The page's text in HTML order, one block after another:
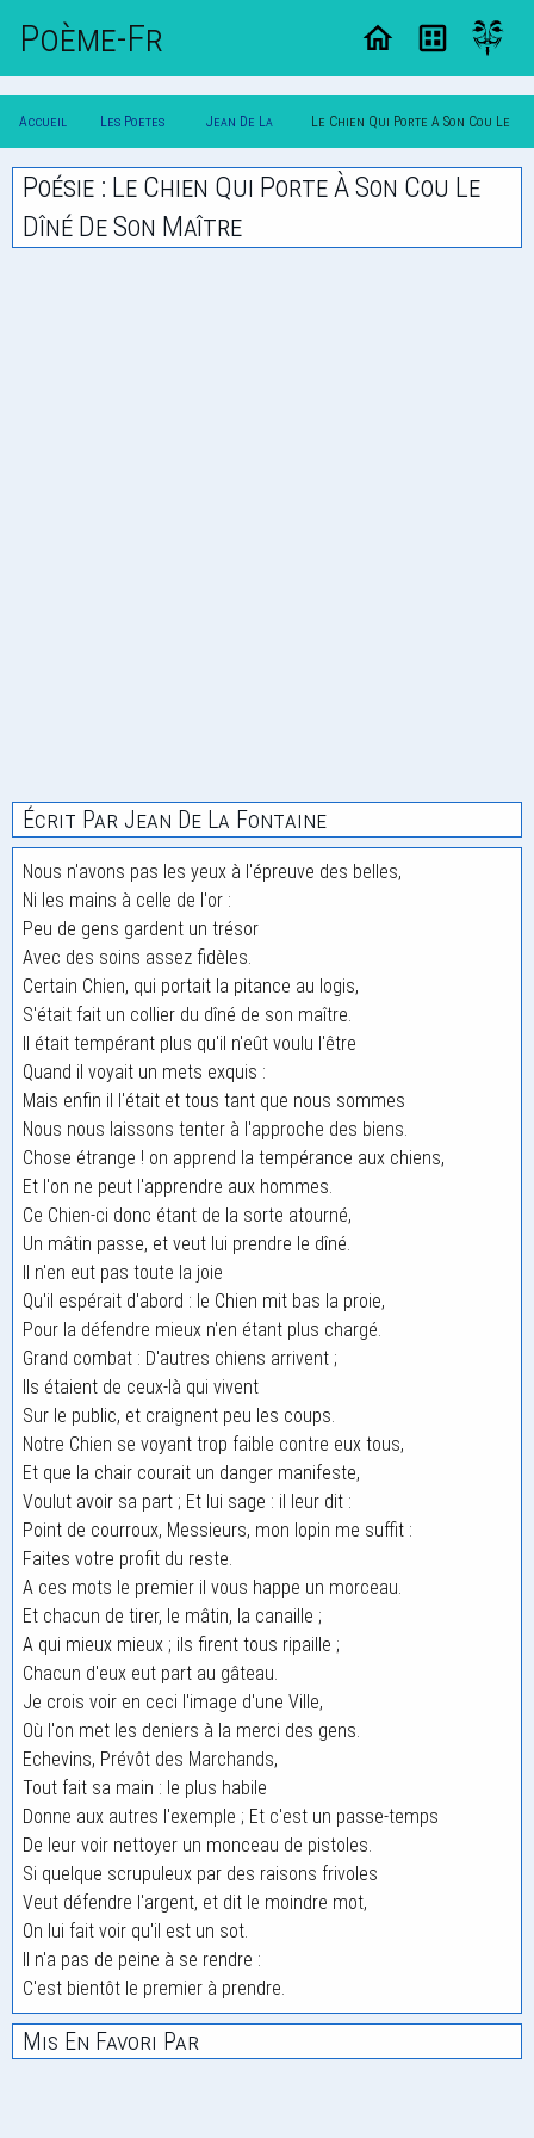
Poème-Fr
Accueil
Poesie
Les Poetes
Classique
Jean De La
Fontaine
Le Chien Qui Porte A Son Cou Le
Dine De Son Maitre
Poésie : Le Chien Qui Porte À Son Cou Le
Dîné De Son Maître
Écrit Par Jean De La Fontaine
Nous n'avons pas les yeux à l'épreuve des belles,
Ni les mains à celle de l'or :
Peu de gens gardent un trésor
Avec des soins assez fidèles.
Certain Chien, qui portait la pitance au logis,
S'était fait un collier du dîné de son maître.
Il était tempérant plus qu'il n'eût voulu l'être
Quand il voyait un mets exquis :
Mais enfin il l'était et tous tant que nous sommes
Nous nous laissons tenter à l'approche des biens.
Chose étrange ! on apprend la tempérance aux chiens,
Et l'on ne peut l'apprendre aux hommes.
Ce Chien-ci donc étant de la sorte atourné,
Un mâtin passe, et veut lui prendre le dîné.
Il n'en eut pas toute la joie
Qu'il espérait d'abord : le Chien mit bas la proie,
Pour la défendre mieux n'en étant plus chargé.
Grand combat : D'autres chiens arrivent ;
Ils étaient de ceux-là qui vivent
Sur le public, et craignent peu les coups.
Notre Chien se voyant trop faible contre eux tous,
Et que la chair courait un danger manifeste,
Voulut avoir sa part ; Et lui sage : il leur dit :
Point de courroux, Messieurs, mon lopin me suffit :
Faites votre profit du reste.
A ces mots le premier il vous happe un morceau.
Et chacun de tirer, le mâtin, la canaille ;
A qui mieux mieux ; ils firent tous ripaille ;
Chacun d'eux eut part au gâteau.
Je crois voir en ceci l'image d'une Ville,
Où l'on met les deniers à la merci des gens.
Echevins, Prévôt des Marchands,
Tout fait sa main : le plus habile
Donne aux autres l'exemple ; Et c'est un passe-temps
De leur voir nettoyer un monceau de pistoles.
Si quelque scrupuleux par des raisons frivoles
Veut défendre l'argent, et dit le moindre mot,
On lui fait voir qu'il est un sot.
Il n'a pas de peine à se rendre :
C'est bientôt le premier à prendre.
Mis En Favori Par